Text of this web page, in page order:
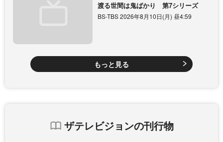
渡る世間は鬼ばかり 第7シリーズ
BS-TBS 2026年8月10日(月) 昼4:59
もっと見る
ザテレビジョンの刊行物